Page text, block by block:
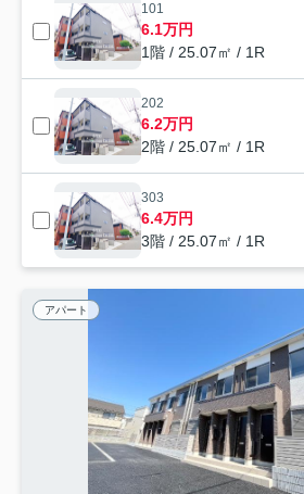
101
6.1万円
1階 / 25.07㎡ / 1R
202
6.2万円
2階 / 25.07㎡ / 1R
303
6.4万円
3階 / 25.07㎡ / 1R
アパート